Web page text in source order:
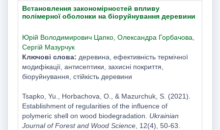
Встановлення закономірностей впливу
полімерної оболонки на біоруйнування деревини
Юрій Володимирович Цапко, Олександра Горбачова
Сергій Мазурчук
Ключові слова: деревина, ефективність термічної
модифікації, антисептики, захисні покриття,
біоруйнування, стійкість деревини
Tsapko, Yu., Horbachova, O., & Mazurchuk, S. (2021).
Establishment of regularities of the influence of
polymeric shell on wood biodegradation. Ukrainian
Journal of Forest and Wood Science, 12(4), 50-63.